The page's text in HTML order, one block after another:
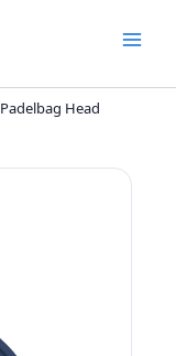
Padelbag Head